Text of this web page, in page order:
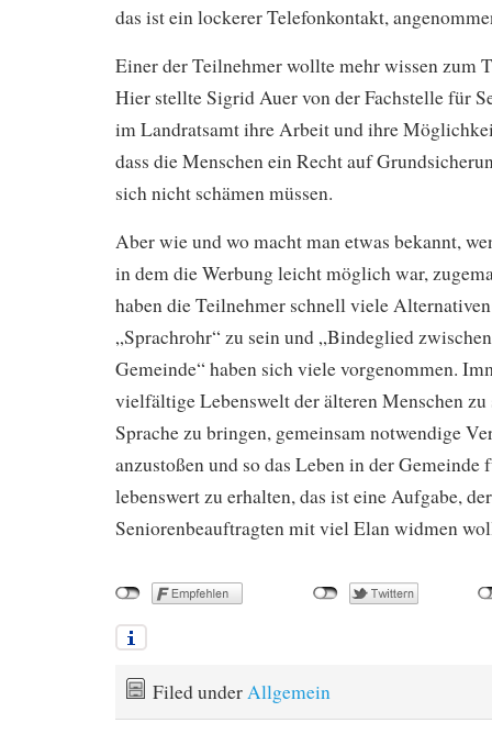
das ist ein lockerer Telefonkontakt,
Einer der Teilnehmer wollte mehr wissen zum
Hier stellte Sigrid Auer von der Fachstelle für
im Landratsamt ihre Arbeit und ihre
dass die Menschen ein Recht auf
sich nicht schämen müssen.
Aber wie und wo macht man etwas bekannt,
in dem die Werbung leicht möglich war,
haben die Teilnehmer schnell viele
„Sprachrohr“ zu sein und „Bindeglied
Gemeinde“ haben sich viele vorgenommen.
vielfältige Lebenswelt der älteren Menschen zu
Sprache zu bringen, gemeinsam notwendige
anzustoßen und so das Leben in der Gemeinde
lebenswert zu erhalten, das ist eine Aufgabe,
Seniorenbeauftragten mit viel Elan widmen
Filed underAllgemein